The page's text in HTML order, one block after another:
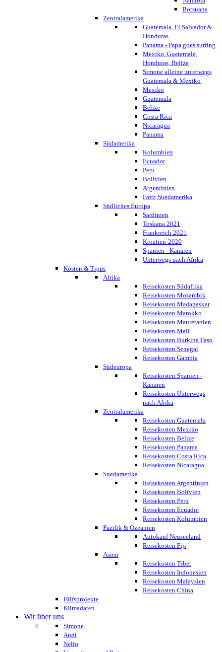
Botsuana
Zentralamerika
Guatemala, El Salvador &
Honduras
Panama - Papa goes surfing
Mexiko, Guatemala,
Honduras, Belize
Simone alleine unterwegs
Guatemala & Mexiko
Mexiko
Guatemala
Belize
Costa Rica
Nicaragua
Panama
Südamerika
Kolumbien
Ecuador
Peru
Bolivien
Argentinien
Fazit Suedamerika
Südliches Europa
Sardinien
Toskana 2021
Frankreich 2021
Kroatien-2020
Spanien - Kanaren
Unterwegs nach Afrika
Kosten & Tipps
Afrika
Reisekosten Südafrika
Reisekosten Mosambik
Reisekosten Madagaskar
Reisekosten Marokko
Reisekosten Mauretanien
Reisekosten Mali
Reisekosten Burkina Faso
Reisekosten Senegal
Reisekosten Gambia
Südeuropa
Reisekosten Spanien -
Kanaren
Reisekosten Unterwegs
nach Afrika
Zentralamerika
Reisekosten Guatemala
Reisekosten Mexiko
Reisekosten Belize
Reisekosten Panama
Reisekosten Costa Rica
Reisekosten Nicaragua
Suedamerika
Reisekosten Argentinien
Reisekosten Bolivien
Reisekosten Peru
Reisekosten Ecuador
Reisekosten Kolumbien
Pazifik & Ozeanien
Autokauf Neuseeland
Reisekosten Fiji
Asien
Reisekosten Tibet
Reisekosten Indonesien
Reisekosten Malaysien
Reisekosten China
Hilfsprojekte
Klimadaten
Wir über uns
Simone
Andi
Nelio